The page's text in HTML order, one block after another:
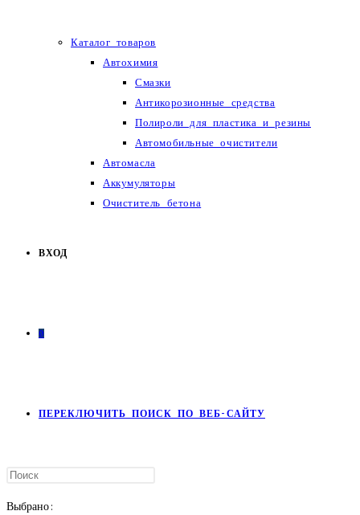
Каталог товаров
Автохимия
Смазки
Антикорозионные средства
Полироли для пластика и резины
Автомобильные очистители
Автомасла
Аккумуляторы
Очиститель бетона
ВХОД
0
ПЕРЕКЛЮЧИТЬ ПОИСК ПО ВЕБ-САЙТУ
Выбрано: